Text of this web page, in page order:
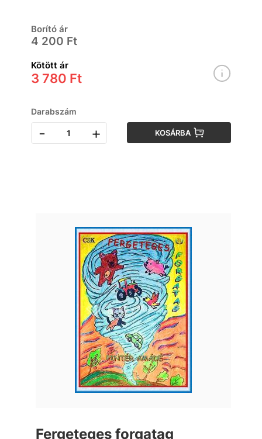
Borító ár
4 200 Ft
Kötött ár
3 780 Ft
Darabszám
- + KOSÁRBA
Fergeteges forgatag